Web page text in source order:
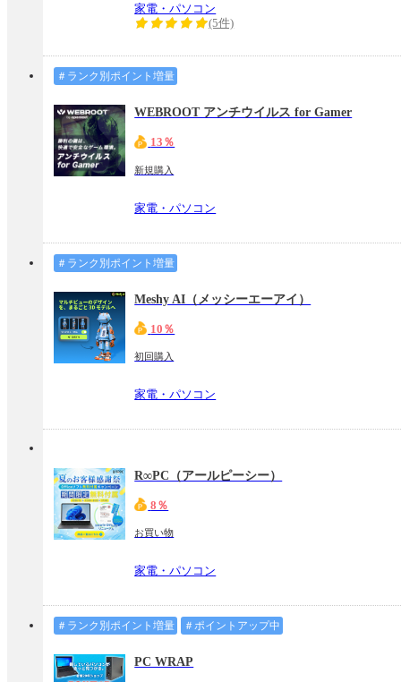
家電・パソコン
(5件)
＃ランク別ポイント増量
WEBROOT アンチウイルス for Gamer
13％
新規購入
家電・パソコン
＃ランク別ポイント増量
Meshy AI（メッシーエーアイ）
10％
初回購入
家電・パソコン
R∞PC（アールピーシー）
8％
お買い物
家電・パソコン
＃ランク別ポイント増量 ＃ポイントアップ中
PC WRAP